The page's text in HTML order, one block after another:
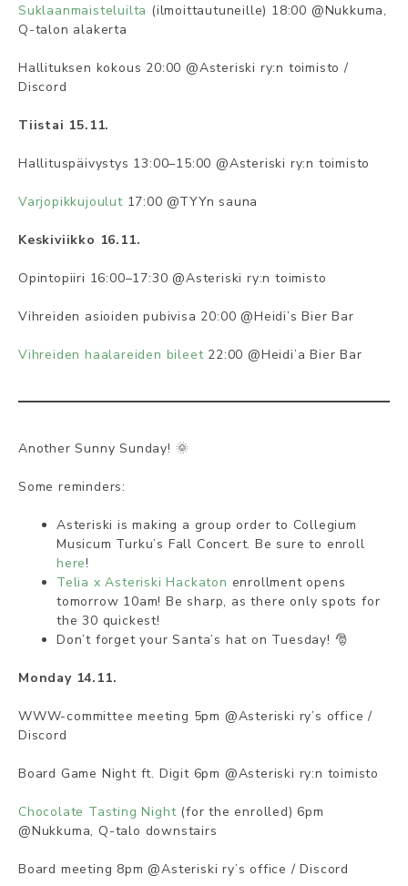
Suklaanmaisteluilta (ilmoittautuneille) 18:00 @Nukkuma,
Q-talon alakerta
Hallituksen kokous 20:00 @Asteriski ry:n toimisto /
Discord
Tiistai 15.11.
Hallituspäivystys 13:00–15:00 @Asteriski ry:n toimisto
Varjopikkujoulut17:00 @TYYn sauna
Keskiviikko 16.11.
Opintopiiri 16:00–17:30 @Asteriski ry:n toimisto
Vihreiden asioiden pubivisa 20:00 @Heidi’s Bier Bar
Vihreiden haalareiden bileet22:00 @Heidi’a Bier Bar
Another Sunny Sunday! 🌞
Some reminders:
Asteriski is making a group order to Collegium
Musicum Turku’s Fall Concert. Be sure to enroll
here!
Telia x Asteriski Hackaton enrollment opens
tomorrow 10am! Be sharp, as there only spots for
the 30 quickest!
Don’t forget your Santa’s hat on Tuesday! 🎅
Monday 14.11.
WWW-committee meeting 5pm @Asteriski ry’s office /
Discord
Board Game Night ft. Digit 6pm @Asteriski ry:n toimisto
Chocolate Tasting Night(for the enrolled) 6pm
@Nukkuma, Q-talo downstairs
Board meeting 8pm @Asteriski ry’s office / Discord